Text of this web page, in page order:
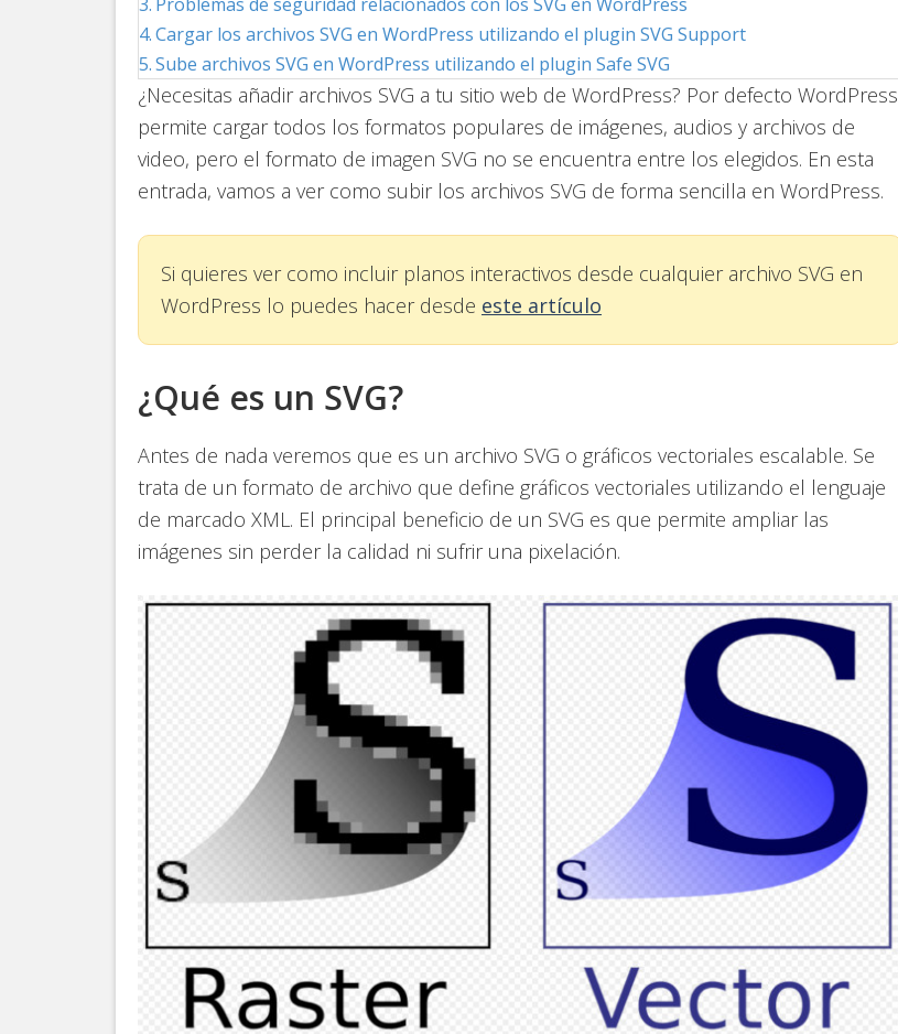
Cargar los archivos SVG en WordPress utilizando el plugin SVG Support
Sube archivos SVG en WordPress utilizando el plugin Safe SVG
¿Necesitas añadir archivos SVG a tu sitio web de WordPress? Por defecto WordPress
permite cargar todos los formatos populares de imágenes, audios y archivos de
video, pero el formato de imagen SVG no se encuentra entre los elegidos. En esta
entrada, vamos a ver como subir los archivos SVG de forma sencilla en WordPress.
Si quieres ver como incluir planos interactivos desde cualquier archivo SVG en
WordPress lo puedes hacer desde este artículo
¿Qué es un SVG?
Antes de nada veremos que es un archivo SVG o gráficos vectoriales escalable. Se
trata de un formato de archivo que define gráficos vectoriales utilizando el lenguaje
de marcado XML. El principal beneficio de un SVG es que permite ampliar las
imágenes sin perder la calidad ni sufrir una pixelación.